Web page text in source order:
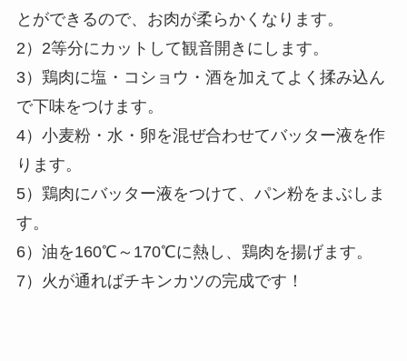
とができるので、お肉が柔らかくなります。
2）2等分にカットして観音開きにします。
3）鶏肉に塩・コショウ・酒を加えてよく揉み込ん
で下味をつけます。
4）小麦粉・水・卵を混ぜ合わせてバッター液を作
ります。
5）鶏肉にバッター液をつけて、パン粉をまぶしま
す。
6）油を160℃～170℃に熱し、鶏肉を揚げます。
7）火が通ればチキンカツの完成です！